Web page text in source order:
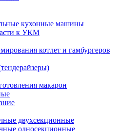
кухонные машины
к УКМ
котлет и гамбургеров
макарон
двухсекционные
односекционные